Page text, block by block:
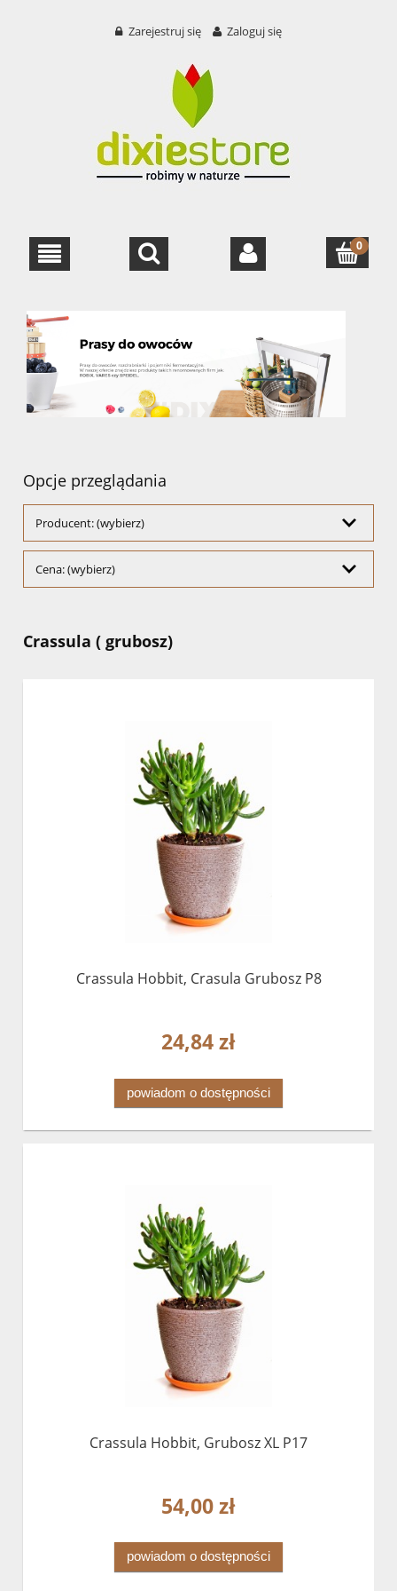
Zarejestruj się Zaloguj się
Opcje przeglądania
Producent: (wybierz)
Cena: (wybierz)
Crassula ( grubosz)
Crassula Hobbit, Crasula Grubosz P8
24,84 zł
powiadom o dostępności
Crassula Hobbit, Grubosz XL P17
54,00 zł
powiadom o dostępności